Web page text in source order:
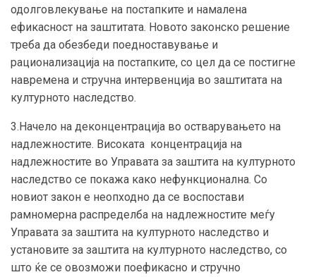
одолговлекување на постапките и намалена
ефикасност на заштитата. Новото законско решение
треба да обезбеди поедноставување и
рационализација на постапките, со цел да се постигне
навремена и стручна интервенција во заштитата на
културното наследство.
3.Начело на деконцентрација во остварувањето на
надлежностите. Високата концентрација на
надлежностите во Управата за заштита на културното
наследство се покажа како нефункционална. Со
новиот закон е неопходно да се воспостави
рамномерна распределба на надлежностите меѓу
Управата за заштита на културното наследство и
установите за заштита на културното наследство, со
што ќе се овозможи поефикасно и стручно